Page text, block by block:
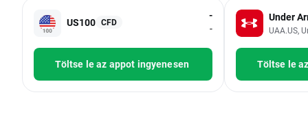
US100 CFD
-
-
Töltse le az appot ingyenesen
Under
UAA.US,
Töltse le